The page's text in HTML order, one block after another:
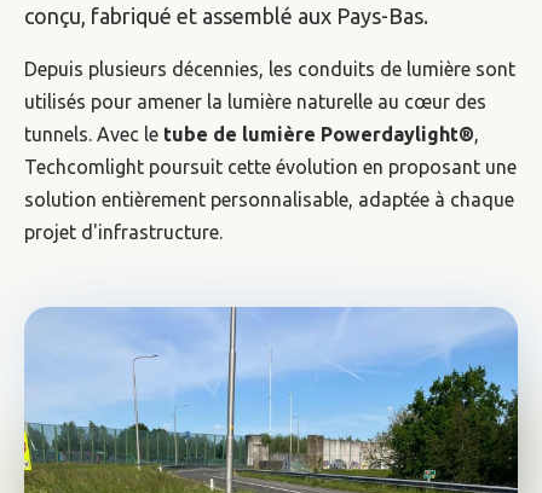
conçu, fabriqué et assemblé aux Pays-Bas.
Depuis plusieurs décennies, les conduits de lumière sont
utilisés pour amener la lumière naturelle au cœur des
tunnels. Avec le tube de lumière Powerdaylight®,
Techcomlight poursuit cette évolution en proposant une
solution entièrement personnalisable, adaptée à chaque
projet d'infrastructure.